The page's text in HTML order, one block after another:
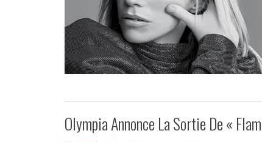
Olympia Annonce La Sortie De «